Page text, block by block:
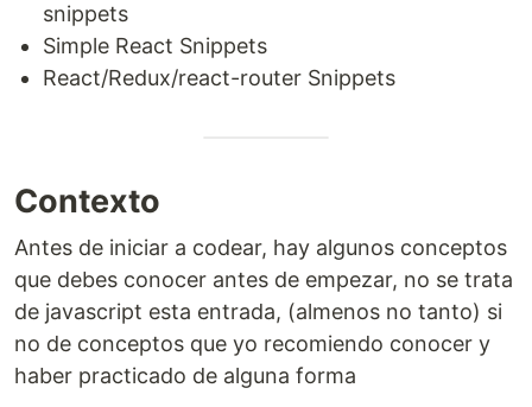
snippets
Simple React Snippets
React/Redux/react-router Snippets
Contexto
Antes de iniciar a codear, hay algunos conceptos
que debes conocer antes de empezar, no se trata
de javascript esta entrada, (almenos no tanto) si
no de conceptos que yo recomiendo conocer y
haber practicado de alguna forma